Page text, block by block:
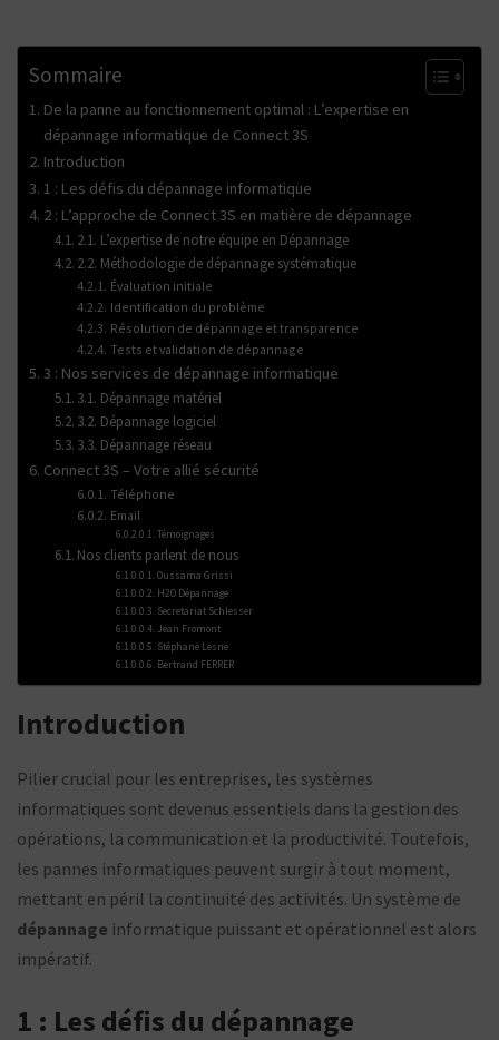
Sommaire
De la panne au fonctionnement optimal : L’expertise en
dépannage informatique de Connect 3S
Introduction
1 : Les défis du dépannage informatique
2 : L’approche de Connect 3S en matière de dépannage
2.1. L’expertise de notre équipe en Dépannage
2.2. Méthodologie de dépannage systématique
Évaluation initiale
Identification du problème
Résolution de dépannage et transparence
Tests et validation de dépannage
3 : Nos services de dépannage informatique
3.1. Dépannage matériel
3.2. Dépannage logiciel
3.3. Dépannage réseau
Connect 3S – Votre allié sécurité
Téléphone
Email
Témoignages
Nos clients parlent de nous
Oussama Grissi
H2O Dépannage
Secretariat Schlesser
Jean Fromont
Stéphane Lesne
Bertrand FERRER
Introduction
Pilier crucial pour les entreprises, les systèmes
informatiques sont devenus essentiels dans la gestion des
opérations, la communication et la productivité. Toutefois,
les pannes informatiques peuvent surgir à tout moment,
mettant en péril la continuité des activités. Un système de
dépannage informatique puissant et opérationnel est alors
impératif.
1 : Les défis du dépannage